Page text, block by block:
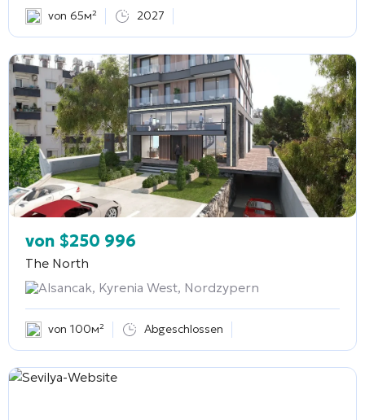
von 65м² 2027
von $250 996
The North
Alsancak, Kyrenia West, Nordzypern
von 100м² Abgeschlossen